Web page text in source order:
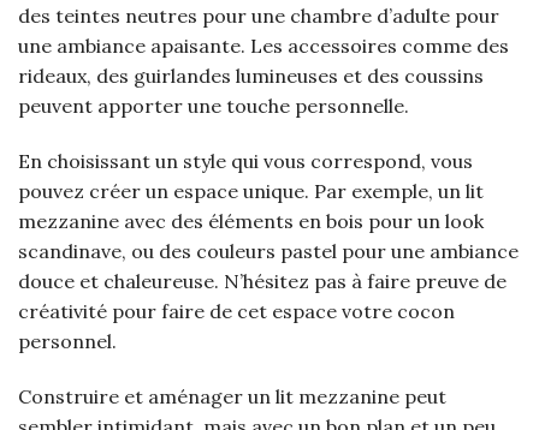
des teintes neutres pour une chambre d’adulte pour
une ambiance apaisante. Les accessoires comme des
rideaux, des guirlandes lumineuses et des coussins
peuvent apporter une touche personnelle.
En choisissant un style qui vous correspond, vous
pouvez créer un espace unique. Par exemple, un lit
mezzanine avec des éléments en bois pour un look
scandinave, ou des couleurs pastel pour une ambiance
douce et chaleureuse. N’hésitez pas à faire preuve de
créativité pour faire de cet espace votre cocon
personnel.
Construire et aménager un lit mezzanine peut